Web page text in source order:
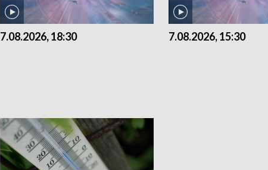
7.08.2026, 18:30 7.08.2026, 15:30